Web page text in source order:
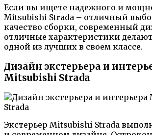
Если вы ищете надежного и
Mitsubishi Strada – отличный
качество сборки, современный
отличные характеристики
одной из лучших в своем классе.
Дизайн экстерьера и
Mitsubishi Strada
Экстерьер Mitsubishi Strada